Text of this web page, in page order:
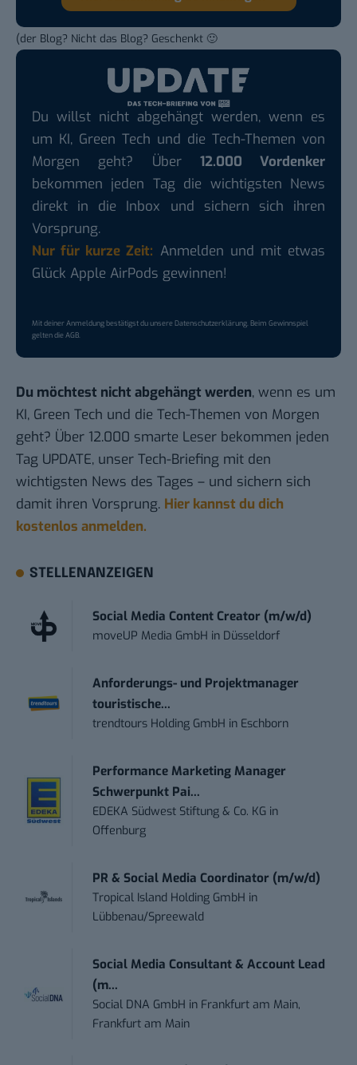
(der Blog? Nicht das Blog? Geschenkt 🙂
Du willst nicht abgehängt werden, wenn es
um KI, Green Tech und die Tech-Themen von
Morgen geht? Über 12.000 Vordenker
bekommen jeden Tag die wichtigsten News
direkt in die Inbox und sichern sich ihren
Vorsprung.
Nur für kurze Zeit: Anmelden und mit etwas
Glück Apple AirPods gewinnen!
Mit deiner Anmeldung bestätigst du unsereDatenschutzerklärung. Beim Gewinnspiel
gelten dieAGB.
Du möchtest nicht abgehängt werden, wenn es um
KI, Green Tech und die Tech-Themen von Morgen
geht? Über 12.000 smarte Leser bekommen jeden
Tag UPDATE, unser Tech-Briefing mit den
wichtigsten News des Tages – und sichern sich
damit ihren Vorsprung. Hier kannst du dich
kostenlos anmelden.
STELLENANZEIGEN
Social Media Content Creator (m/w/d)
moveUP Media GmbH in Düsseldorf
Anforderungs- und Projektmanager
touristische...
trendtours Holding GmbH in Eschborn
Performance Marketing Manager
Schwerpunkt Pai...
EDEKA Südwest Stiftung & Co. KG in
Offenburg
PR & Social Media Coordinator (m/w/d)
Tropical Island Holding GmbH in
Lübbenau/Spreewald
Social Media Consultant & Account Lead
(m...
Social DNA GmbH in Frankfurt am Main,
Frankfurt am Main